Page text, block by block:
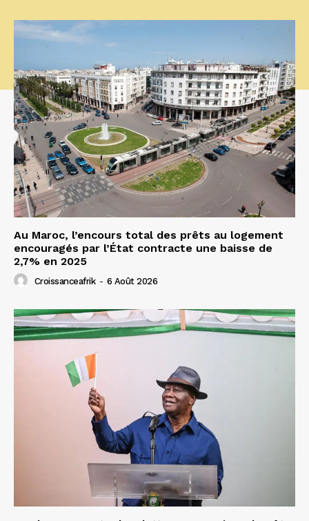
Au Maroc, l’encours total des prêts au logement
encouragés par l’État contracte une baisse de
2,7% en 2025
Croissanceafrik - 6 Août 2026